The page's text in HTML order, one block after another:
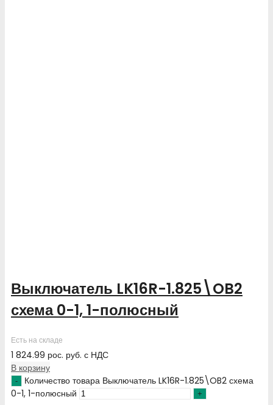
Выключатель LK16R-1.825\OB2
схема 0-1, 1-полюсный
Есть на складе
1 824.99 рос. руб. с НДС
В корзину
Количество товара Выключатель LK16R-1.825\OB2 схема
0-1, 1-полюсный